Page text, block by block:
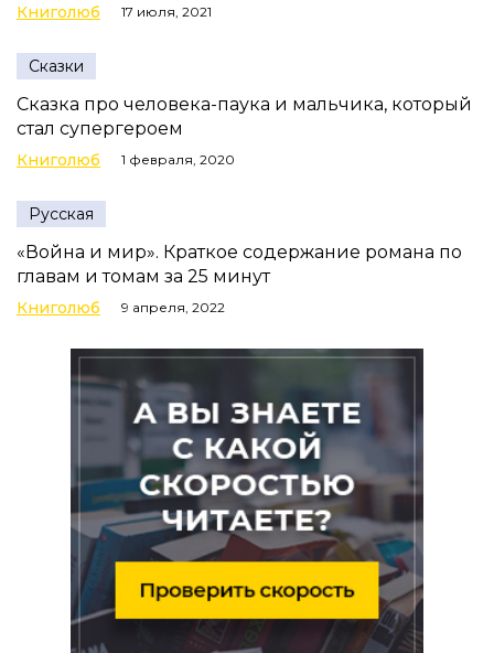
Книголюб 17 июля, 2021
Сказки
Сказка про человека-паука и мальчика, который
стал супергероем
Книголюб 1 февраля, 2020
Русская
«Война и мир». Краткое содержание романа по
главам и томам за 25 минут
Книголюб 9 апреля, 2022